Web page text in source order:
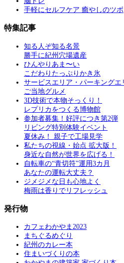
手軽にセルフケア 癒やしのツボ
特集記事
知る人ぞ知る名景
勝手に紀州穴場遺産
ひんやりあま〜い
こだわりたっぷりかき氷
サービスエリア・パーキングエ
ご当地グルメ
3D技術で本物そっくり！
レプリカをつくる博物館
参加者募集！好評につき第2弾
リビング特別体験イベント
夏休み！ 親子で工場見学
私たちの視線・始点 拡大版！
身近な自然が世界を広げる！
自転車の“青切符”運用3カ月
あなたの運転大丈夫？
ジメジメな日も心地よく
梅雨は香りでリフレッシュ
発行物
カフェわかやま2023
まちぐるめぐり
紀州のカレー本
住まいづくりの本